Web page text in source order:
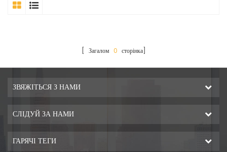
[ Загалом 0 сторінка]
ЗВЯЖІТЬСЯ З НАМИ
СЛІДУЙ ЗА НАМИ
ГАРЯЧІ ТЕГИ